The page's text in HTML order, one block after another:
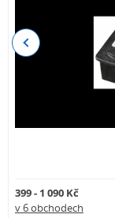
399 - 1 090 Kč
v 6 obchodech
Previous